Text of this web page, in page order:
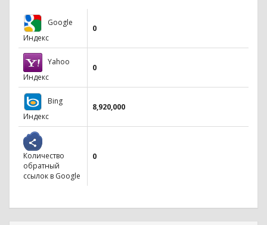
Google
Индекс
0
Yahoo
Индекс
0
Bing
Индекс
8,920,000
Количество
обратный
ссылок в Google
0